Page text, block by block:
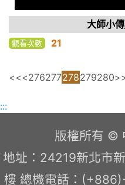
大師小
觀看次數 21
<<<276277278279280>
:::
版權所有 ©
地址：24219新北市
樓 總機電話：